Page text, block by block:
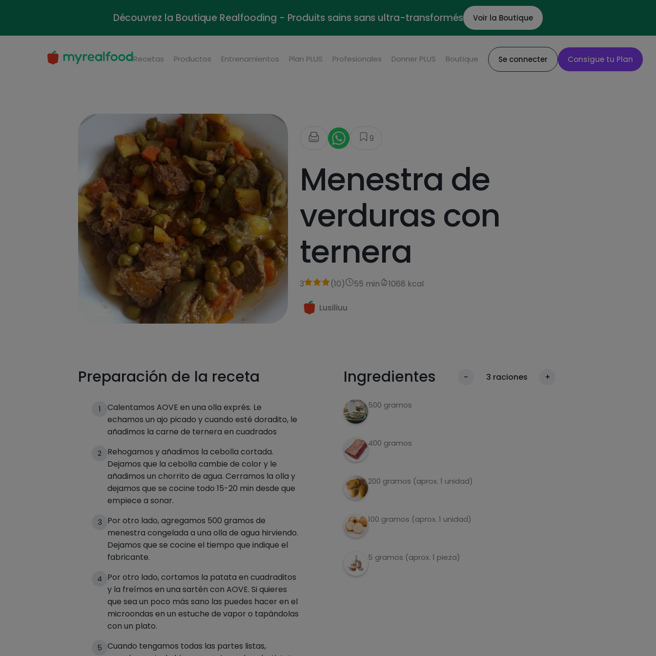
Découvrez la Boutique Realfooding - Produits sains sans ultra-transformés Voir la Boutique
Recetas Productos Entrenamientos Plan PLUS Profesionales Donner PLUS Boutique Se connecter Consigue tu Plan
9
Menestra de
verduras con
ternera
3 (10) 55 min 1068 kcal
Lusiliuu
Preparación de la receta
1
Calentamos AOVE en una olla exprés. Le
echamos un ajo picado y cuando esté doradito, le
añadimos la carne de ternera en cuadrados
2
Rehogamos y añadimos la cebolla cortada.
Dejamos que la cebolla cambie de color y le
añadimos un chorrito de agua. Cerramos la olla y
dejamos que se cocine todo 15-20 min desde que
empiece a sonar.
3
Por otro lado, agregamos 500 gramos de
menestra congelada a una olla de agua hirviendo.
Dejamos que se cocine el tiempo que indique el
fabricante.
4
Por otro lado, cortamos la patata en cuadraditos
y la freímos en una sartén con AOVE. Si quieres
que sea un poco más sano las puedes hacer en el
microondas en un estuche de vapor o tapándolas
con un plato.
5 Cuando tengamos todas las partes listas,
Ingredientes - 3 raciones +
500 gramos
400 gramos
200 gramos (aprox. 1 unidad)
100 gramos (aprox. 1 unidad)
5 gramos (aprox. 1 pieza)